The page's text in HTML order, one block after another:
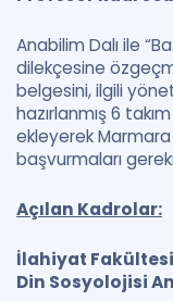
Anabilim Dalı ile
dilekçesine
belgesini, ilgili
hazırlanmış 6
ekleyerek
başvurmaları
Açılan Kadrolar:
İlahiyat
Din Sosyolojisi